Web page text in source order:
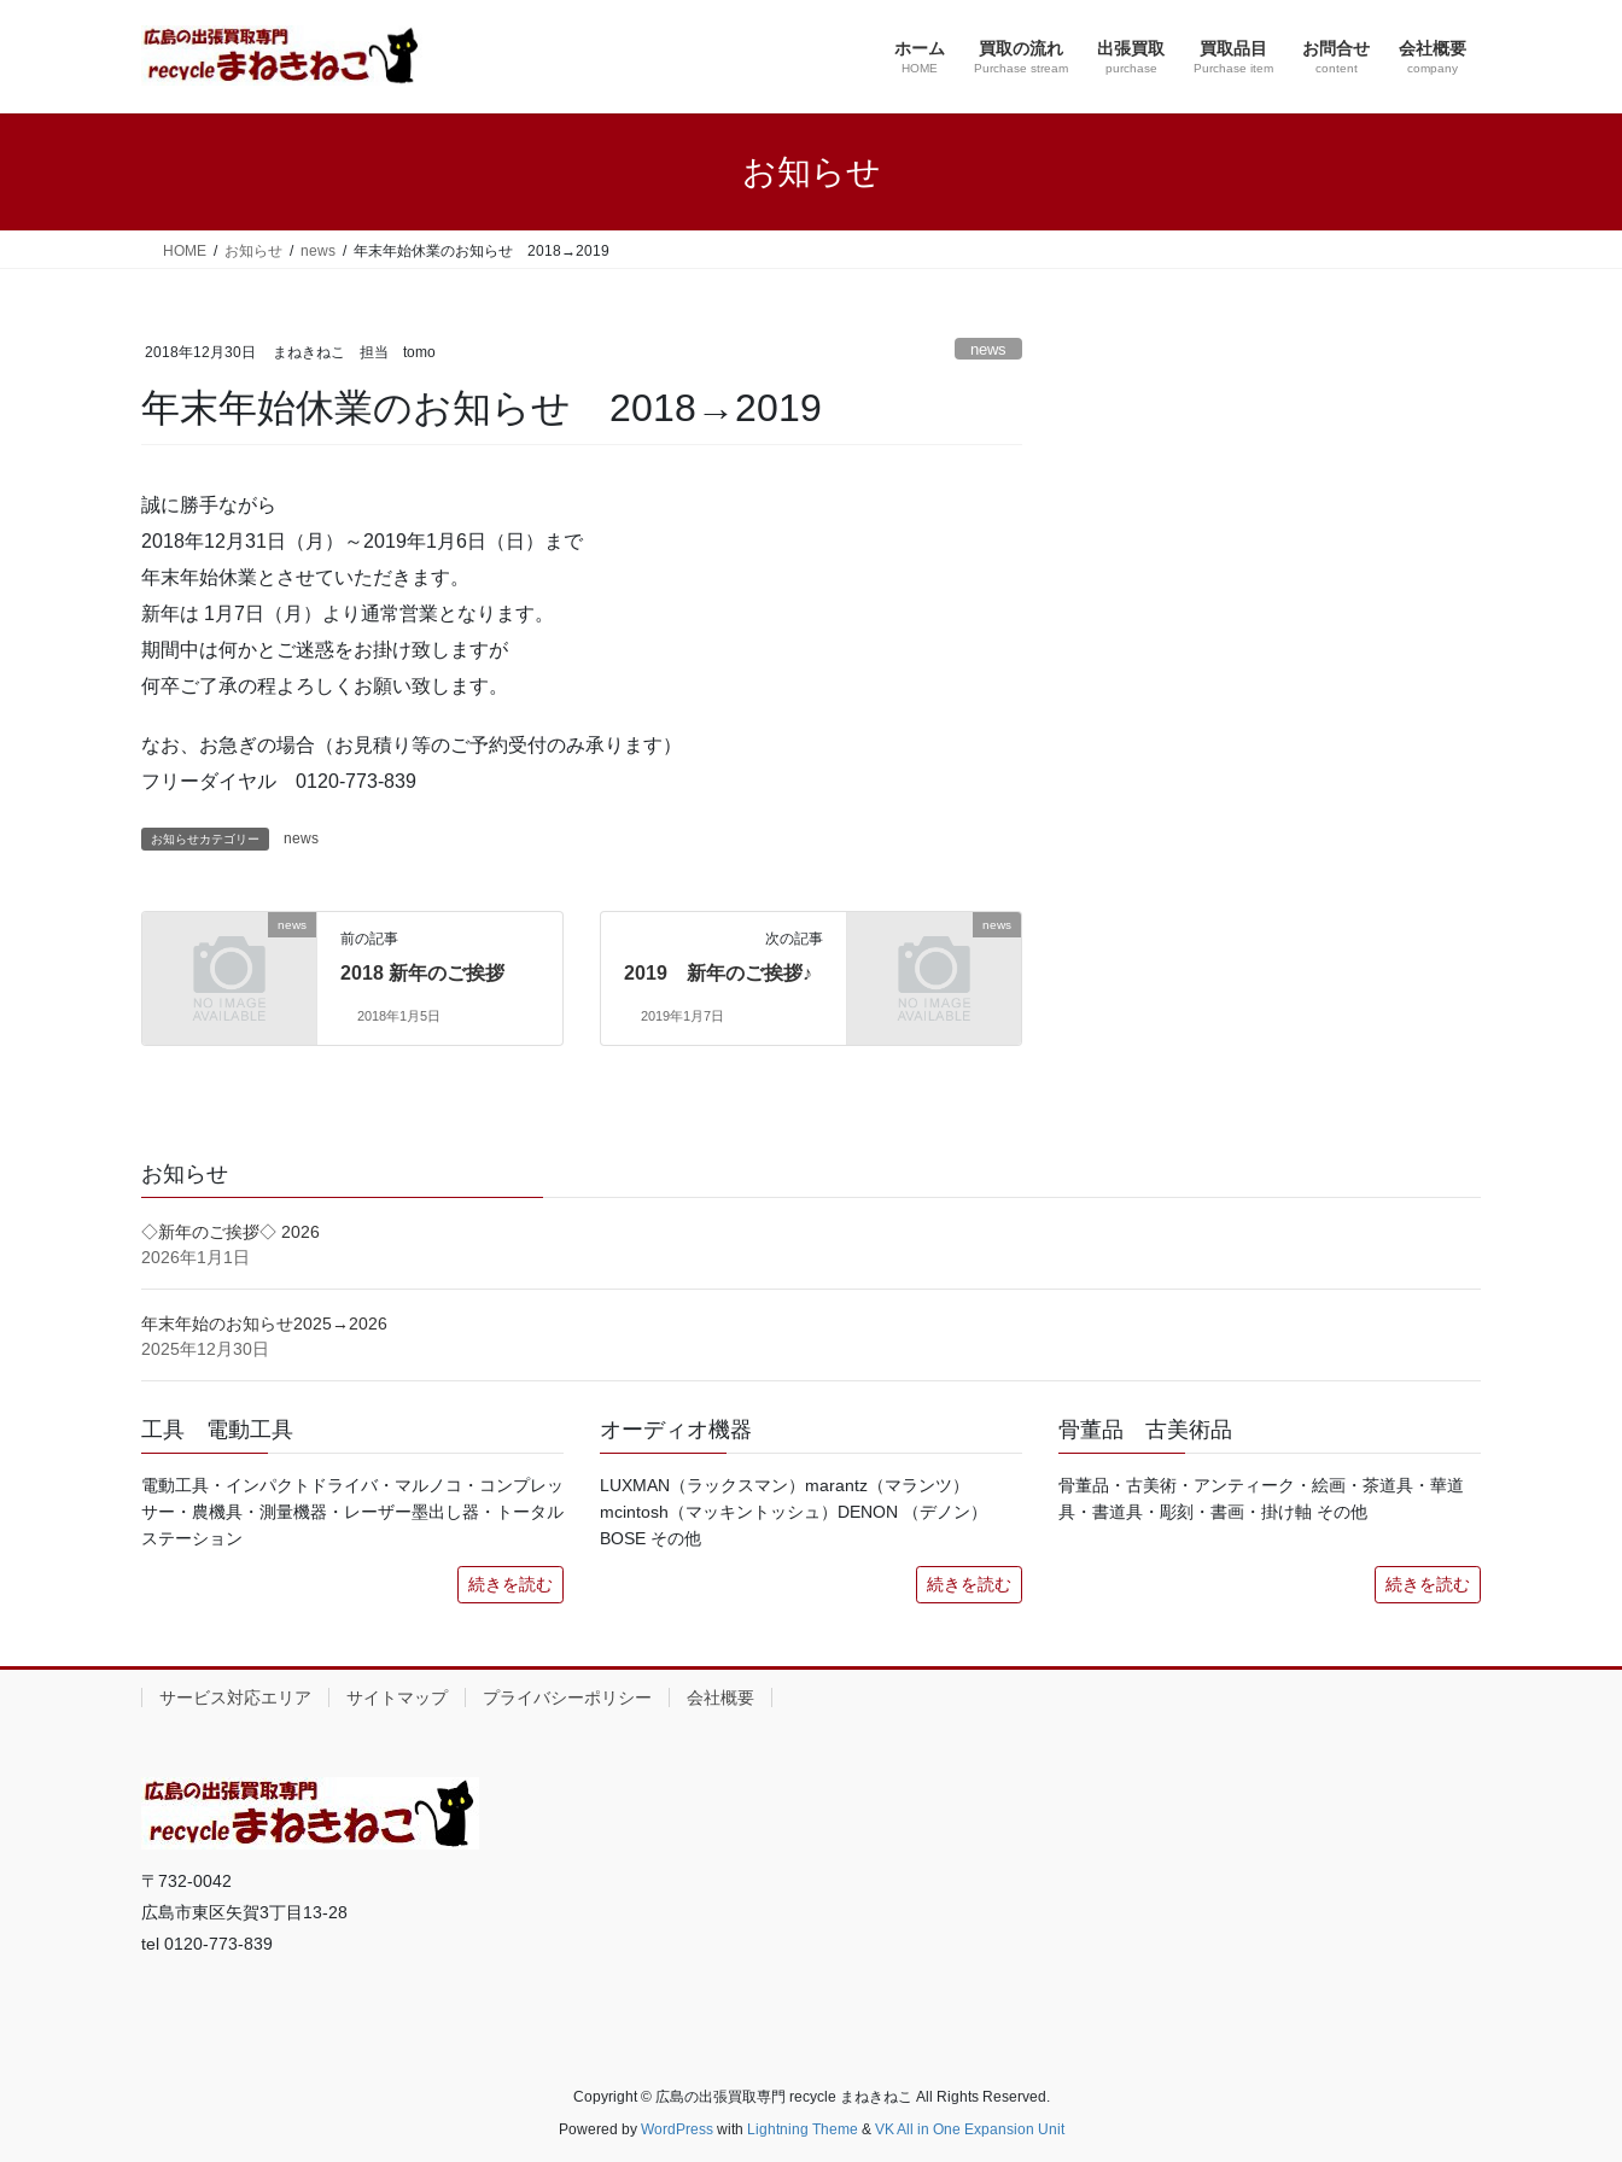
ホーム
HOME
買取の流れ
Purchase stream
出張買取
purchase
買取品目
Purchase item
お問合せ
content
会社概要
company
お知らせ
HOME お知らせ news 年末年始休業のお知らせ 2018→2019
2018年12月30日 まねきねこ 担当 tomo news
年末年始休業のお知らせ 2018→2019
誠に勝手ながら
2018年12月31日（月）～2019年1月6日（日）まで
年末年始休業とさせていただきます。
新年は 1月7日（月）より通常営業となります。
期間中は何かとご迷惑をお掛け致しますが
何卒ご了承の程よろしくお願い致します。
なお、お急ぎの場合（お見積り等のご予約受付のみ承ります）
フリーダイヤル 0120-773-839
お知らせカテゴリー news
news
前の記事
2018 新年のご挨拶
2018年1月5日
news
次の記事
2019 新年のご挨拶♪
2019年1月7日
お知らせ
◇新年のご挨拶◇ 2026
2026年1月1日
年末年始のお知らせ2025→2026
2025年12月30日
工具 電動工具
電動工具・インパクトドライバ・マルノコ・コンプレッ
サー・農機具・測量機器・レーザー墨出し器・トータル
ステーション
続きを読む
オーディオ機器
LUXMAN（ラックスマン）marantz（マランツ）
mcintosh（マッキントッシュ）DENON （デノン）
BOSE その他
続きを読む
骨董品 古美術品
骨董品・古美術・アンティーク・絵画・茶道具・華道
具・書道具・彫刻・書画・掛け軸 その他
続きを読む
サービス対応エリア サイトマップ プライバシーポリシー 会社概要
〒732-0042
広島市東区矢賀3丁目13-28
tel 0120-773-839
Copyright © 広島の出張買取専門 recycle まねきねこ All Rights Reserved.
Powered by WordPresswith Lightning Theme & VK All in One Expansion Unit